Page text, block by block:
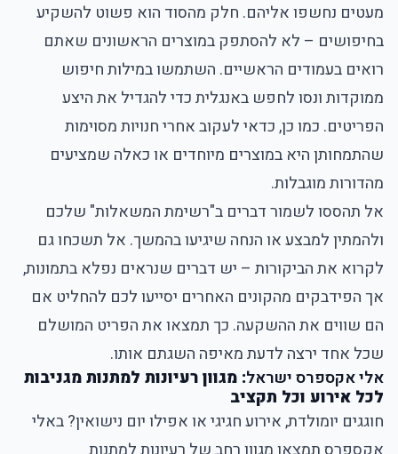
מעטים נחשפו אליהם. חלק מהסוד הוא פשוט להשקיע
בחיפושים – לא להסתפק במוצרים הראשונים שאתם
רואים בעמודים הראשיים. השתמשו במילות חיפוש
ממוקדות ונסו לחפש באנגלית כדי להגדיל את היצע
הפריטים. כמו כן, כדאי לעקוב אחרי חנויות מסוימות
שהתמחותן היא במוצרים מיוחדים או כאלה שמציעים
מהדורות מוגבלות.
אל תהססו לשמור דברים ב"רשימת המשאלות" שלכם
ולהמתין למבצע או הנחה שיגיעו בהמשך. אל תשכחו גם
לקרוא את הביקורות – יש דברים שנראים נפלא בתמונות,
אך הפידבקים מהקונים האחרים יסייעו לכם להחליט אם
הם שווים את ההשקעה. כך תמצאו את הפריט המושלם
שכל אחד ירצה לדעת מאיפה השגתם אותו.
אלי אקספרס ישראל: מגוון רעיונות למתנות מגניבות
לכל אירוע וכל תקציב
חוגגים יומולדת, אירוע חגיגי או אפילו יום נישואין? באלי